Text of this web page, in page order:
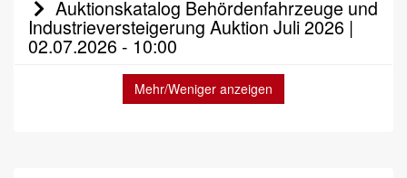
Auktionskatalog Behördenfahrzeuge und
Industrieversteigerung Auktion Juli 2026 |
02.07.2026 - 10:00
Mehr/Weniger anzeigen